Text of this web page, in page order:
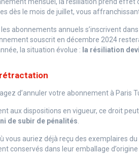
dès le mois de juillet, vous
les abonnements annuels s’inscrivent
souscrit en décembre 2024
la situation évolue : la résiliation
d’annuler votre abonnement à Paris
aux dispositions en vigueur, ce droit
de subir de pénalités
vous auriez déjà reçu des exemplaires
conservés dans leur emballage